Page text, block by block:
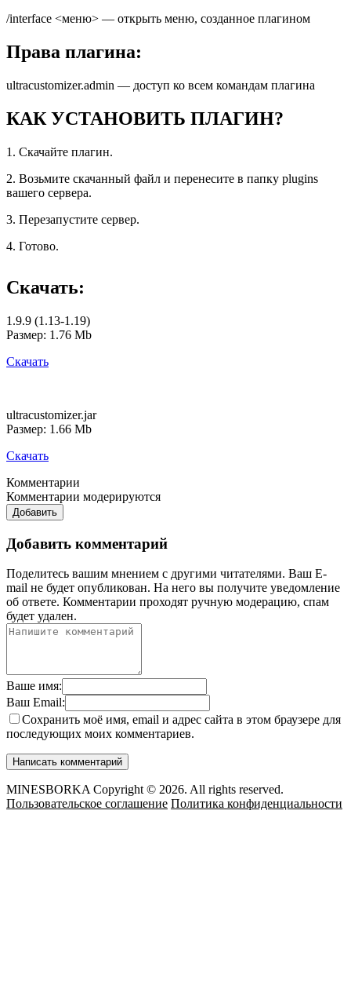
/interface <меню> — открыть меню, созданное плагином
Права плагина:
ultracustomizer.admin — доступ ко всем командам плагина
КАК УСТАНОВИТЬ ПЛАГИН?
1. Скачайте плагин.
2. Возьмите скачанный файл и перенесите в папку plugins
вашего сервера.
3. Перезапустите сервер.
4. Готово.
Скачать:
1.9.9 (1.13-1.19)
Размер: 1.76 Mb
Скачать
ultracustomizer.jar
Размер: 1.66 Mb
Скачать
Комментарии
Комментарии модерируются
Добавить
Добавить комментарий
Поделитесь вашим мнением с другими читателями. Ваш E-
mail не будет опубликован. На него вы получите уведомление
об ответе. Комментарии проходят ручную модерацию, спам
будет удален.
Ваше имя:
Ваш Email:
Сохранить моё имя, email и адрес сайта в этом браузере для
последующих моих комментариев.
MINESBORKA Copyright © 2026. All rights reserved.
Пользовательское соглашение Политика конфиденциальности